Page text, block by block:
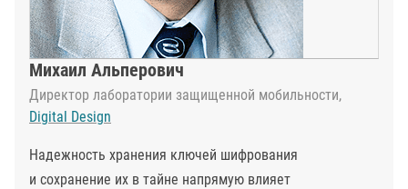
Михаил Альперович
Директор лаборатории защищенной мобильности,
Digital Design
Надежность хранения ключей шифрования
и сохранение их в тайне напрямую влияет